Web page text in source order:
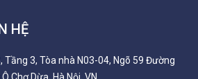
HỆ
Tầng 3, Tòa nhà N03-04, Ngõ 59 Đường